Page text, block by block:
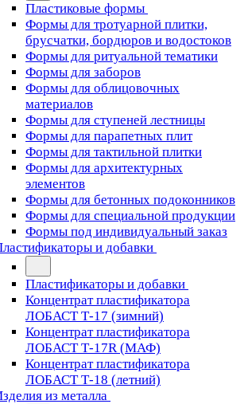
Пластиковые формы
Формы для тротуарной плитки,
брусчатки, бордюров и водостоков
Формы для ритуальной тематики
Формы для заборов
Формы для облицовочных
материалов
Формы для ступеней лестницы
Формы для парапетных плит
Формы для тактильной плитки
Формы для архитектурных
элементов
Формы для бетонных подоконников
Формы для специальной продукции
Формы под индивидуальный заказ
и добавки
Пластификаторы и добавки
Концентрат пластификатора
ЛОБАСТ Т-17 (зимний)
Концентрат пластификатора
ЛОБАСТ Т-17R (МАФ)
Концентрат пластификатора
ЛОБАСТ Т-18 (летний)
из металла